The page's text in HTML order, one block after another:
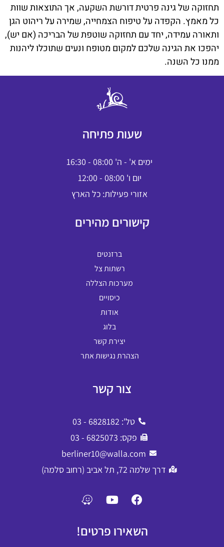
תחזוקה של גינה פרטית דורשת השקעה, אך התוצאות שוות
כל מאמץ. הקפדה על טיפוח הצמחייה, שמירה על ריהוט הגן
ותאורה עמידה, יחד עם תחזוקה שוטפת של הבריכה (אם יש),
יהפכו את הגינה שלכם למקום מטופח ונעים שתוכלו ליהנות
ממנו כל השנה.
שעות פתיחה
ימים א' - ה' 08:00 - 16:30
יום ו' 08:00 - 12:00
אזורי פעילות: כל הארץ
קישורים מהירים
ברזנטים
רשתות צל
מערכות הצללה
כיסויים
אודות
בלוג
יצירת קשר
הצהרת נגישות אתר
צור קשר
טל': 6828182 - 03
פקס: 6825073 - 03
berliner10@walla.com
דרך שלמה 72, תל אביב (רחוב סלמה)
השאירו פרטים!